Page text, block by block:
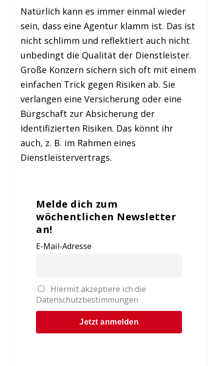
Natürlich kann es immer einmal wieder
sein, dass eine Agentur klamm ist. Das ist
nicht schlimm und reflektiert auch nicht
unbedingt die Qualität der Dienstleister.
Große Konzern sichern sich oft mit einem
einfachen Trick gegen Risiken ab. Sie
verlangen eine Versicherung oder eine
Bürgschaft zur Absicherung der
identifizierten Risiken. Das könnt ihr
auch, z. B. im Rahmen eines
Dienstleistervertrags.
Melde dich zum
wöchentlichen Newsletter
an!
E-Mail-Adresse
Hiermit akzeptiere ich die
Datenschutzbestimmungen